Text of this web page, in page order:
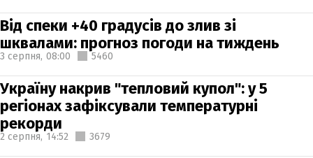
Від спеки +40 градусів до злив зі
шквалами: прогноз погоди на тиждень
3 серпня, 08:00 5460
Україну накрив "тепловий купол": у 5
регіонах зафіксували температурні
рекорди
2 серпня, 14:52 3679